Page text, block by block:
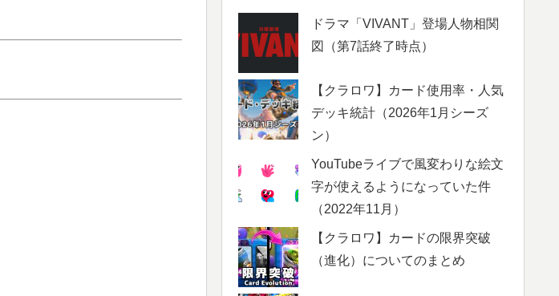
ドラマ「VIVANT」登場人物相関
図（第7話終了時点）
【クラロワ】カード使用率・人気
デッキ統計（2026年1月シーズ
ン）
YouTubeライブで風変わりな絵文
字が使えるようになっていた件
（2022年11月）
【クラロワ】カードの限界突破
（進化）についてのまとめ